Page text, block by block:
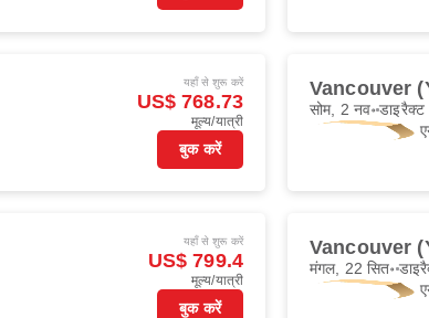
यहाँ से शुरू करें
US$ 768.73
मूल्य/यात्री
बुक करें
Vancouver
सोम, 2 नव॰डाइरैक्ट
यहाँ से शुरू करें
US$ 799.4
मूल्य/यात्री
बुक करें
Vancouver
मंगल, 22 सित॰